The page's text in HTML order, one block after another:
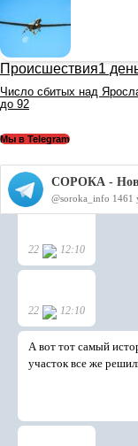
Происшествия1
Число сбитых над
до 92
Мы в Telegram